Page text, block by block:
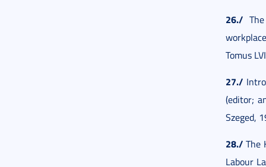
26./
Tomus
27./
(editor;
Szeged,
28./ The
Labour